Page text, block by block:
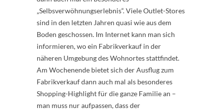
„Selbsverwöhnungserlebnis“. Viele Outlet-Stores
sind in den letzten Jahren quasi wie aus dem
Boden geschossen. Im Internet kann man sich
informieren, wo ein Fabrikverkauf in der
näheren Umgebung des Wohnortes stattfindet.
Am Wochenende bietet sich der Ausflug zum
Fabrikverkauf dann auch mal als besonderes
Shopping-Highlight für die ganze Familie an –
man muss nur aufpassen, dass der